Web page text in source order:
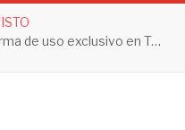
Condenan a hombre por portar arma de uso exclusivo en Tepic